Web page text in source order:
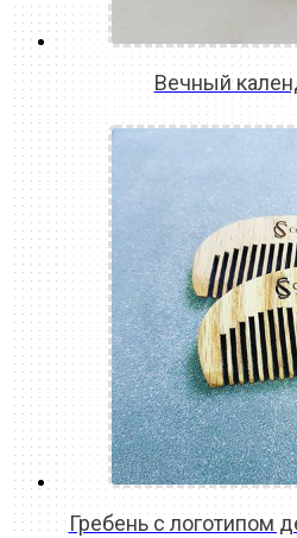
Вечный
READ
Гребень с логотипом